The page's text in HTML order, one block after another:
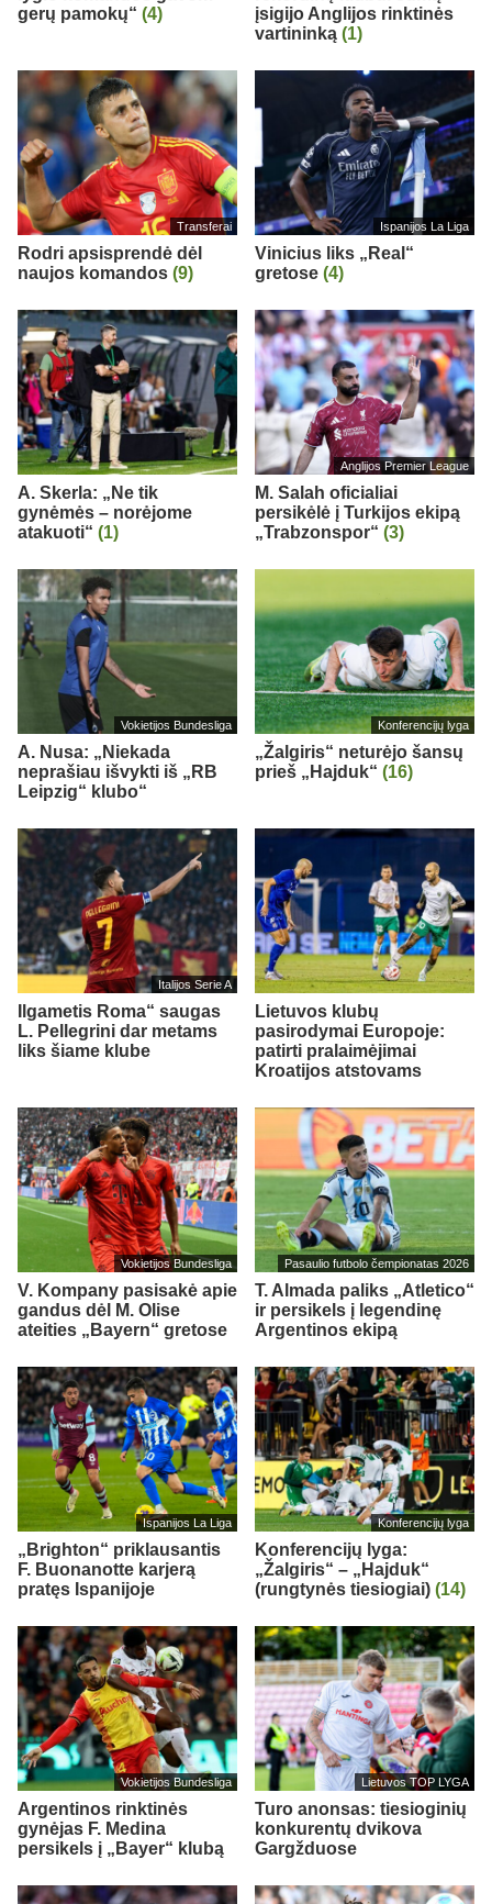
gerų pamokų“ (4)
įsigijo Anglijos rinktinės
vartininką (1)
Transferai
Rodri apsisprendė dėl
naujos komandos (9)
Ispanijos La Liga
Vinicius liks „Real“
gretose (4)
A. Skerla: „Ne tik
gynėmės – norėjome
atakuoti“ (1)
Anglijos Premier League
M. Salah oficialiai
persikėlė į Turkijos ekipą
„Trabzonspor“ (3)
Vokietijos Bundesliga
A. Nusa: „Niekada
neprašiau išvykti iš „RB
Leipzig“ klubo“
Konferencijų lyga
„Žalgiris“ neturėjo šansų
prieš „Hajduk“ (16)
Italijos Serie A
Ilgametis Roma“ saugas
L. Pellegrini dar metams
liks šiame klube
Lietuvos klubų
pasirodymai Europoje:
patirti pralaimėjimai
Kroatijos atstovams
Vokietijos Bundesliga
V. Kompany pasisakė apie
gandus dėl M. Olise
ateities „Bayern“ gretose
Pasaulio futbolo čempionatas 2026
T. Almada paliks „Atletico“
ir persikels į legendinę
Argentinos ekipą
Ispanijos La Liga
„Brighton“ priklausantis
F. Buonanotte karjerą
pratęs Ispanijoje
Konferencijų lyga
Konferencijų lyga:
„Žalgiris“ – „Hajduk“
(rungtynės tiesiogiai) (14)
Vokietijos Bundesliga
Argentinos rinktinės
gynėjas F. Medina
persikels į „Bayer“ klubą
Lietuvos TOP LYGA
Turo anonsas: tiesioginių
konkurentų dvikova
Gargžduose